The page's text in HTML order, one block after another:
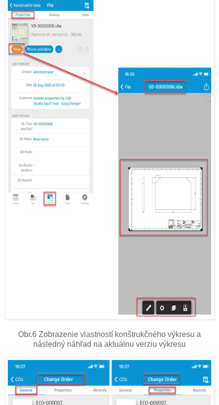
Obr.6 Zobrazenie vlastností konštrukčného výkresu a
následný náhľad na aktuálnu verziu výkresu